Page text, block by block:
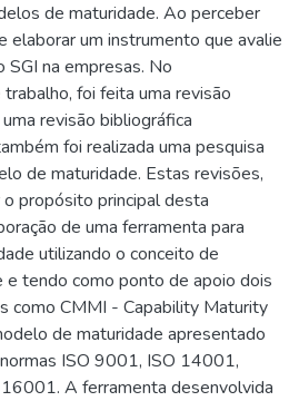
de maturidade. Ao perceber
elaborar um instrumento que avalie
na empresas. No
foi feita uma revisão
revisão bibliográfica
foi realizada uma pesquisa
de maturidade. Estas revisões,
propósito principal desta
de uma ferramenta para
utilizando o conceito de
tendo como ponto de apoio dois
como CMMI - Capability Maturity
de maturidade apresentado
ISO 9001, ISO 14001,
A ferramenta desenvolvida